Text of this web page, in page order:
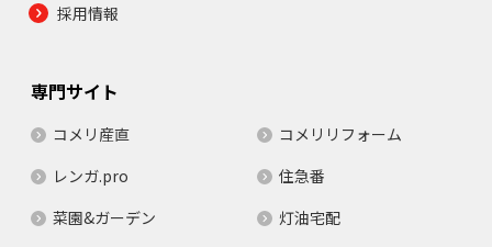
採用情報
専門サイト
コメリ産直
コメリリフォーム
レンガ.pro
住急番
菜園&ガーデン
灯油宅配